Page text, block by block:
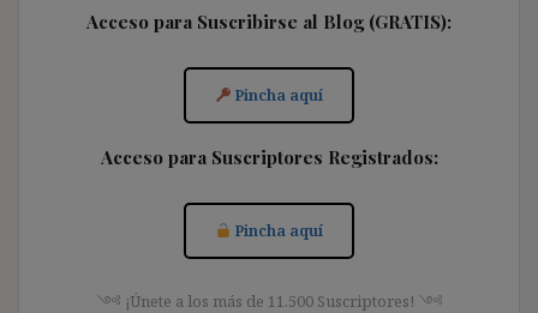
Acceso para Suscribirse al Blog (GRATIS):
Pincha aquí
Acceso para Suscriptores Registrados:
Pincha aquí
༺ ¡Únete a los más de 11.500 Suscriptores! ༺